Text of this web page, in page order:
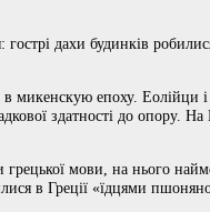
дахи будинків
микенскую епоху. Еолійци
здатності до опору.
грецької мови, на нього
в Греції «їдцями